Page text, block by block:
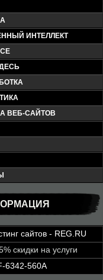
ИНТЕЛЛЕКТ
ВЕБ-САЙТОВ
сайтов - REG.RU
скидки на услуги
6342-560A